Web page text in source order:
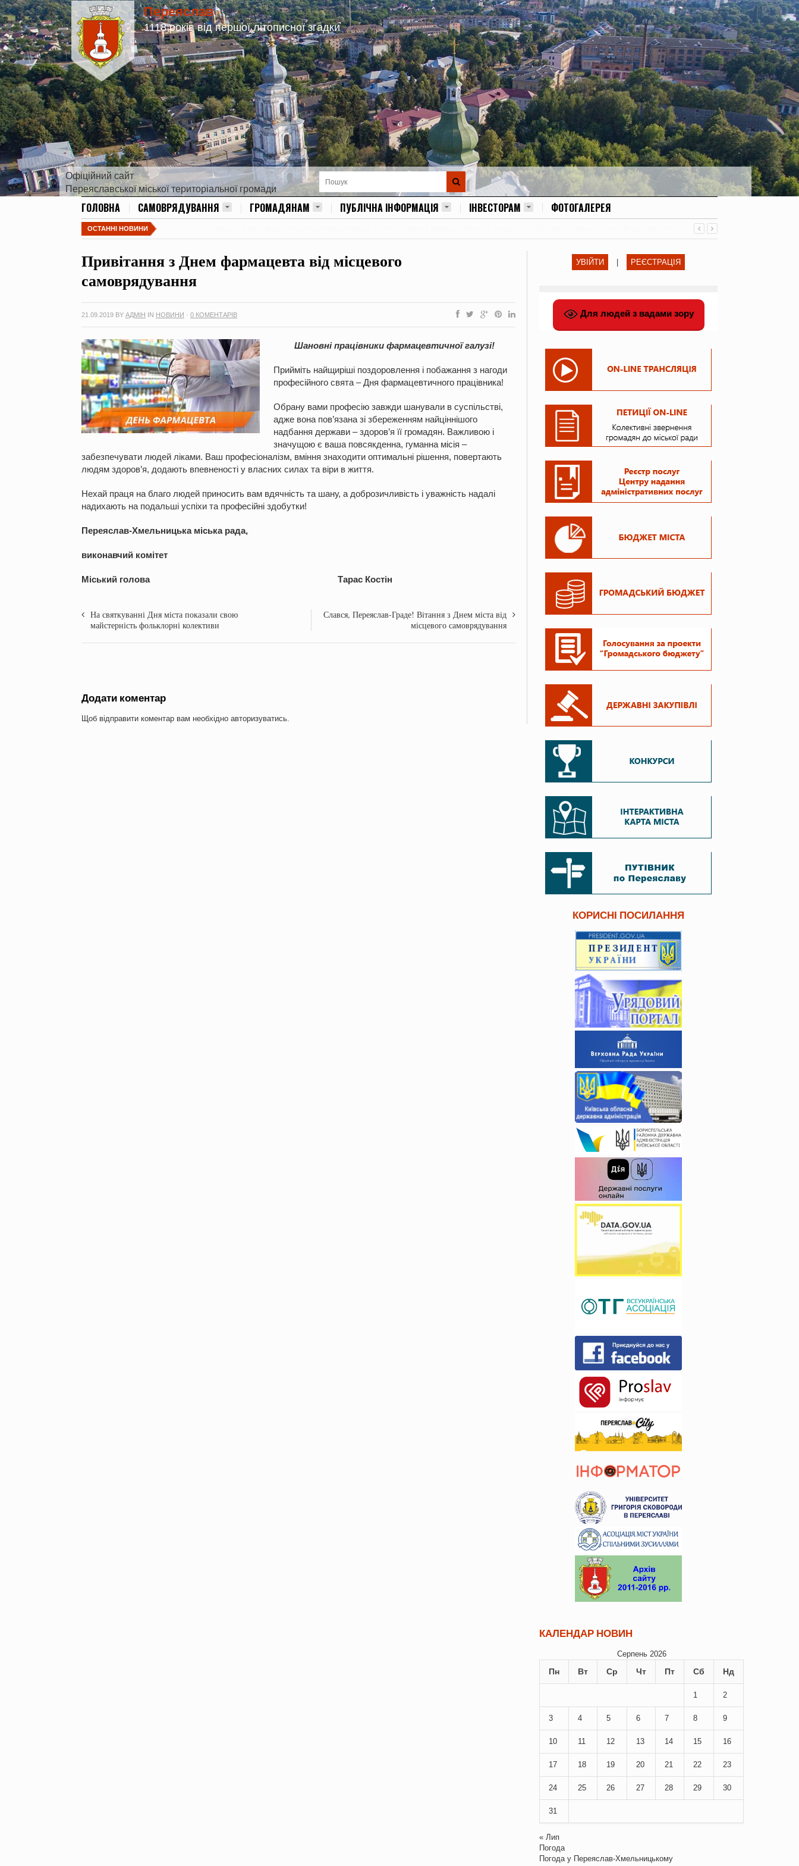
Переяслав
1118 років від першої літописної згадки
Офіційний сайт
Переяславської міської територіальної громади
ГОЛОВНА САМОВРЯДУВАННЯ ГРОМАДЯНАМ ПУБЛІЧНА ІНФОРМАЦІЯ ІНВЕСТОРАМ ФОТОГАЛЕРЕЯ
ОСТАННІ НОВИНИ 0 Коментарів
Привітання з Днем фармацевта від місцевого
самоврядування
21.09.2019 BY АДМІН IN НОВИНИ · 0 КОМЕНТАРІВ
Шановні працівники фармацевтичної галузі!
Прийміть найщиріші поздоровлення і побажання з нагоди
професійного свята – Дня фармацевтичного працівника!
Обрану вами професію завжди шанували в суспільстві,
адже вона пов’язана зі збереженням найціннішого
надбання держави – здоров’я її громадян. Важливою і
значущою є ваша повсякденна, гуманна місія –
забезпечувати людей ліками. Ваш професіоналізм, вміння знаходити оптимальні рішення, повертають
людям здоров’я, додають впевненості у власних силах та віри в життя.
Нехай праця на благо людей приносить вам вдячність та шану, а доброзичливість і уважність надалі
надихають на подальші успіхи та професійні здобутки!
Переяслав-Хмельницька міська рада,
виконавчий комітет
Міський голова Тарас Костін
На святкуванні Дня міста показали свою
майстерність фольклорні колективи
Слався, Переяслав-Граде! Вітання з Днем міста від
місцевого самоврядування
Додати коментар
Щоб відправити коментар вам необхідно авторизуватись.
УВІЙТИ РЕЄСТРАЦІЯ
Для людей з вадами зору
КОРИСНІ ПОСИЛАННЯ
КАЛЕНДАР НОВИН
Серпень 2026
Пн Вт Ср Чт Пт Сб Нд
1 2
3 4 5 6 7 8 9
10 11 12 13 14 15 16
17 18 19 20 21 22 23
24 25 26 27 28 29 30
31
« Лип
Погода
Погода у Переяслав-Хмельницькому